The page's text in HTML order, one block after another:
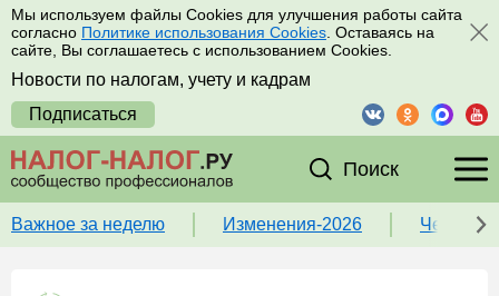
Мы используем файлы Cookies для улучшения работы сайта
согласно Политике использования Cookies . Оставаясь на
сайте, Вы соглашаетесь с использованием Cookies.
Новости по налогам, учету и кадрам
Подписаться
Поиск
Важное за неделю Изменения-2026 Чек-